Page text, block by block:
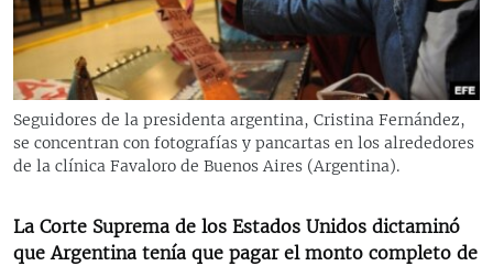
RADIO MARTÍ
ESPECIALES
ESPECIALES
LA REALIDAD DE LA VIVIENDA EN CUBA
SER VIEJO EN CUBA
KENTU-CUBANO
LOS SANTOS DE HIALEAH
MULTIMEDIA
EDITORIALES
Seguidores de la presidenta argentina, Cristina Fernández,
se concentran con fotografías y pancartas en los alrededores
de la clínica Favaloro de Buenos Aires (Argentina).
La Corte Suprema de los Estados Unidos dictaminó
que Argentina tenía que pagar el monto completo de